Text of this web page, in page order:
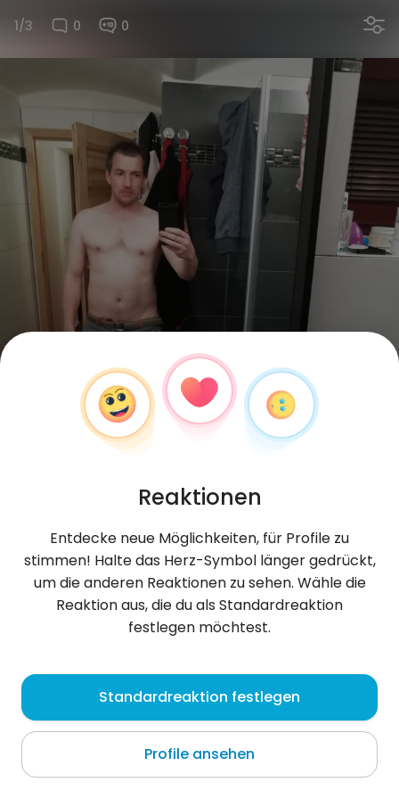
1/3 0 0
Pett
Lipinka
Über mich
Reaktionen
Entdecke neue Möglichkeiten, für Profile zu
stimmen! Halte das Herz-Symbol länger gedrückt,
um die anderen Reaktionen zu sehen. Wähle die
Reaktion aus, die du als Standardreaktion
festlegen möchtest.
Standardreaktion festlegen
Profile ansehen